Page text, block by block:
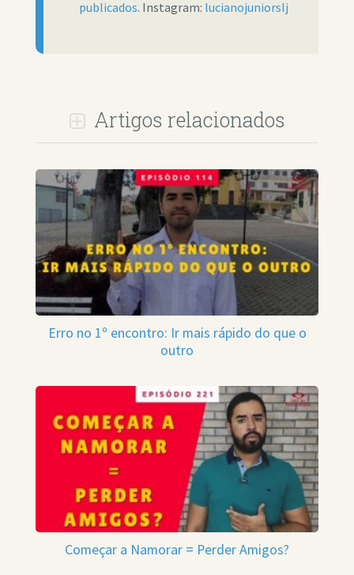
publicados. Instagram: lucianojuniorslj
Artigos relacionados
Erro no 1º encontro: Ir mais rápido do que o
outro
Começar a Namorar = Perder Amigos?